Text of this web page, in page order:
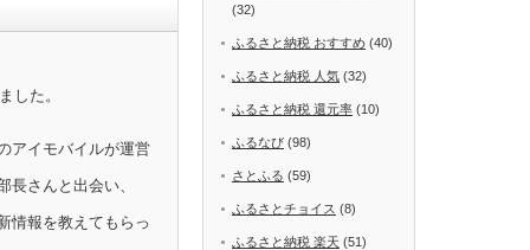
した。
アイモバイルが運営
長さんと出会い、
情報を教えてもらっ
(32)
ふるさと納税 おすすめ (40)
ふるさと納税 人気 (32)
ふるさと納税 還元率 (10)
ふるなび (98)
さとふる (59)
ふるさとチョイス (8)
ふるさと納税 楽天 (51)